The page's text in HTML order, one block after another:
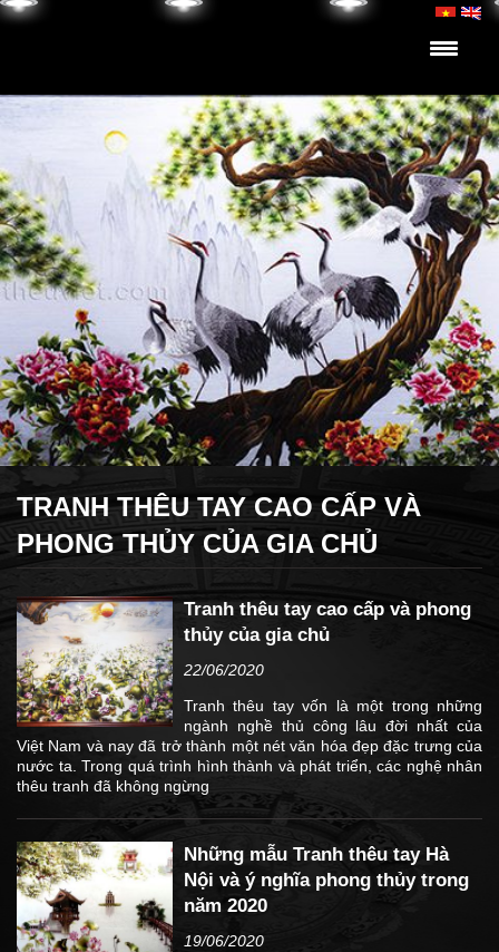
Skip to content
TRANH THÊU TAY CAO CẤP VÀ
PHONG THỦY CỦA GIA CHỦ
Tranh thêu tay cao cấp và phong
thủy của gia chủ
22/06/2020
Tranh thêu tay vốn là một trong những
ngành nghề thủ công lâu đời nhất của
Việt Nam và nay đã trở thành một nét văn hóa đẹp đặc trưng của
nước ta. Trong quá trình hình thành và phát triển, các nghệ nhân
thêu tranh đã không ngừng
Những mẫu Tranh thêu tay Hà
Nội và ý nghĩa phong thủy trong
năm 2020
19/06/2020